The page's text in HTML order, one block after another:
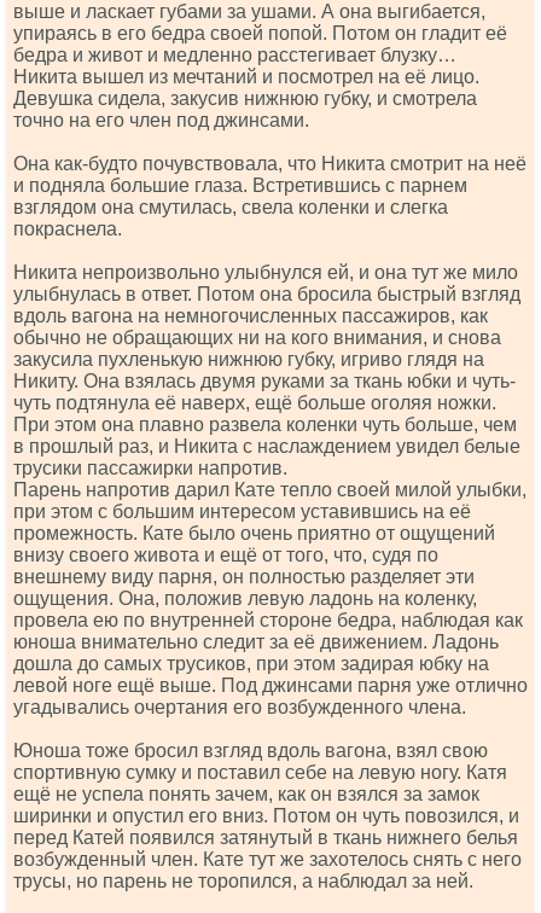
выше и ласкает губами за ушами. А она выгибается,
упираясь в его бедра своей попой. Потом он гладит её
бедра и живот и медленно расстегивает блузку…
Никита вышел из мечтаний и посмотрел на её лицо.
Девушка сидела, закусив нижнюю губку, и смотрела
точно на его член под джинсами.
Она как-будто почувствовала, что Никита смотрит на неё
и подняла большие глаза. Встретившись с парнем
взглядом она смутилась, свела коленки и слегка
покраснела.
Никита непроизвольно улыбнулся ей, и она тут же мило
улыбнулась в ответ. Потом она бросила быстрый взгляд
вдоль вагона на немногочисленных пассажиров, как
обычно не обращающих ни на кого внимания, и снова
закусила пухленькую нижнюю губку, игриво глядя на
Никиту. Она взялась двумя руками за ткань юбки и чуть-
чуть подтянула её наверх, ещё больше оголяя ножки.
При этом она плавно развела коленки чуть больше, чем
в прошлый раз, и Никита с наслаждением увидел белые
трусики пассажирки напротив.
Парень напротив дарил Кате тепло своей милой улыбки,
при этом с большим интересом уставившись на её
промежность. Кате было очень приятно от ощущений
внизу своего живота и ещё от того, что, судя по
внешнему виду парня, он полностью разделяет эти
ощущения. Она, положив левую ладонь на коленку,
провела ею по внутренней стороне бедра, наблюдая как
юноша внимательно следит за её движением. Ладонь
дошла до самых трусиков, при этом задирая юбку на
левой ноге ещё выше. Под джинсами парня уже отлично
угадывались очертания его возбужденного члена.
Юноша тоже бросил взгляд вдоль вагона, взял свою
спортивную сумку и поставил себе на левую ногу. Катя
ещё не успела понять зачем, как он взялся за замок
ширинки и опустил его вниз. Потом он чуть повозился, и
перед Катей появился затянутый в ткань нижнего белья
возбужденный член. Кате тут же захотелось снять с него
трусы, но парень не торопился, а наблюдал за ней.